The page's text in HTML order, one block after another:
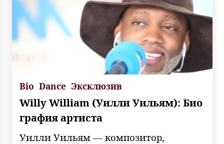
Bio Dance Эксклюзив
Willy William (Уилли Уильям): Био
графия артиста
Уилли Уильям — композитор,